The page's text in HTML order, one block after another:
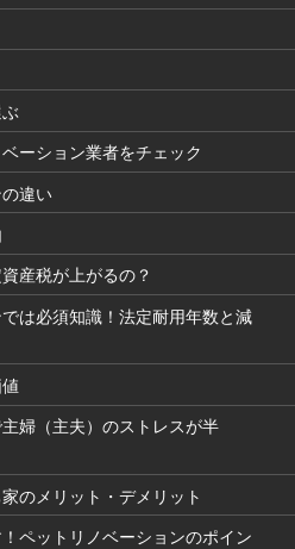
ーション業者をチェック
違い
産税が上がるの？
は必須知識！法定耐用年数と減
婦（主夫）のストレスが半
のメリット・デメリット
ペットリノベーションのポイン